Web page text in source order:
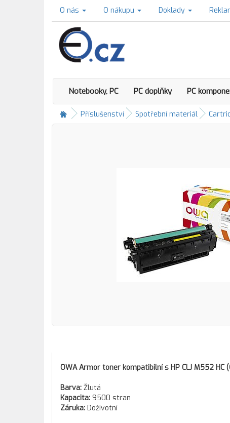
O nás O nákupu Doklady
Notebooky, PC PC doplňky PC
Příslušenství Spotřební materiál
OWA Armor toner kompatibilní s HP CLJ M552 HC
Barva: Žlutá
Kapacita: 9500 stran
Záruka: Doživotní